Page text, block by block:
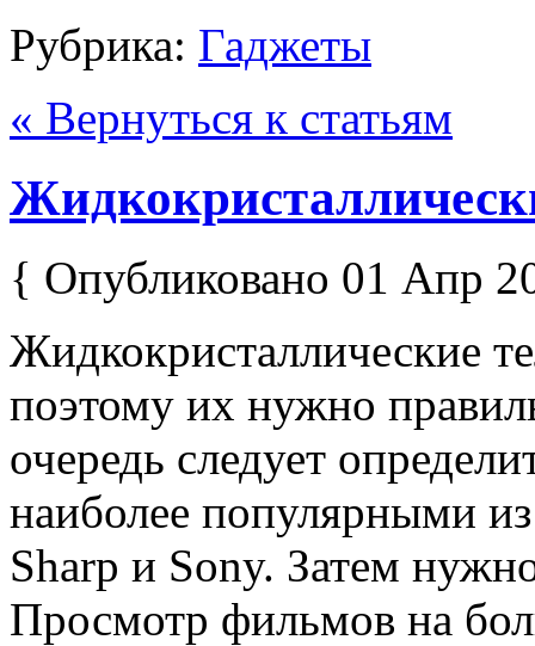
Рубрика: Гаджеты
« Вернуться к статьям
{ Опубликовано 01 Апр
Жидкокристаллические
поэтому их нужно
очередь следует
наиболее популярными
Sharp и Sony. Затем
Просмотр фильмов на